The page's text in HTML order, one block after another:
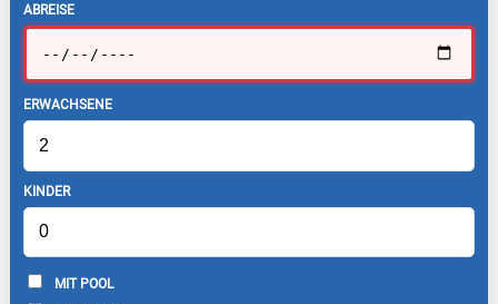
ABREISE
ERWACHSENE
KINDER
MIT POOL